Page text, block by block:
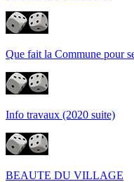
Que fait la Commune pour
Info travaux (2020 suite)
BEAUTE DU VILLAGE